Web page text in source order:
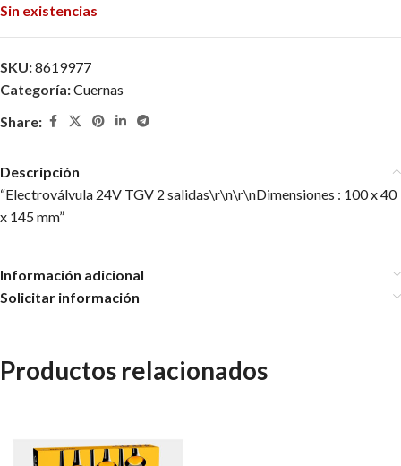
Sin existencias
SKU:8619977
Categoría:Cuernas
Share:
Descripción
“Electroválvula 24V TGV 2 salidas\r\n\r\nDimensiones : 100 x 40
x 145 mm”
Información adicional
Solicitar información
Productos relacionados